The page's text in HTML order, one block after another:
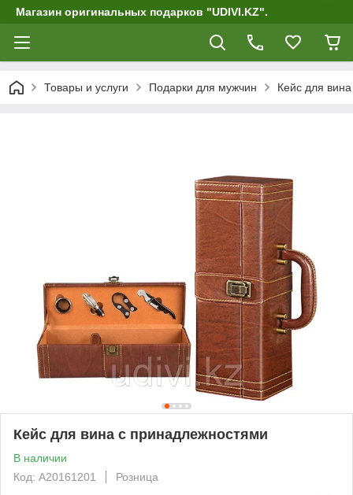
Магазин оригинальных подарков "UDIVI.KZ".
Товары и услуги Подарки для мужчин Кейс для
Кейс для вина с принадлежностями
В наличии
Код: А20161201
Розница